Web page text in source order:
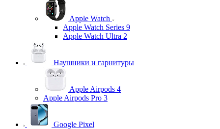
Apple Watch
Apple Watch Series 9
Apple Watch Ultra 2
Наушники и гарнитуры
Apple Airpods 4
Apple Airpods Pro 3
Google Pixel